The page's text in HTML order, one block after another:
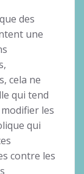
des
une
cela ne
qui tend
les
qui
contre les